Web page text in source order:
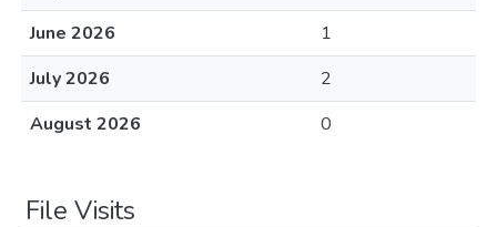
June 2026
1
July 2026
2
August 2026
0
File Visits